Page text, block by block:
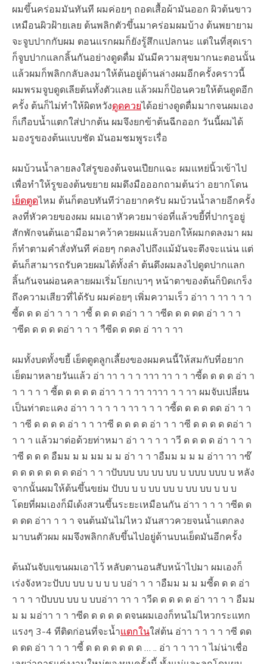
ผมขึ้นคร่อมมันทันที ผมค่อยๆ ถอดเสื้อผ้ามันออก ผิวต้นขาว
เหมือนผิวฝ้ายเลย ต้นพลิกตัวขึ้นมาคร่อมผมบ้าง ต้นพยายาม
จะจูบปากกับผม ตอนแรกผมก็ยังรู้สึกแปลกนะ แต่ในที่สุดเรา
ก็จูบปากแลกลิ้นกันอย่างดูดดื่ม มันมีความสุขมากนะตอนนั้น
แล้วผมก็พลิกกลับลงมาให้ต้นอยู่ด้านล่างผมอีกครั้งคราวนี้
ผมพรมจูบดูดเลียต้นทั้งตัวเเลย แล้วผมก็ป้อนควยให้ต้นดูดอีก
ครั้ง ต้นก็ไม่ทำให้ผิดหวังดูดควยได้อย่างดูดดื่มมากจนผมเอง
ก็เกือบน้ำแตกใส่ปากต้น ผมจึงยกข้าต้นฉีกออก วันนี้ผมได้
มองรูของต้นแบบชัด มันอมชมพูระเรื่อ
ผมบ้วนน้ำลายลงใส่รูของต้นจนเปียกแฉะ ผมแหย่นิ้วเข้าไป
เพื่อทำให้รูของต้นขยาย ผมดึงมือออกถามต้นว่า อยากโดน
เย็ดตูดไหม ต้นก็ตอบทันทีว่าอยากครับ ผมบ้วนน้ำลายอีกครั้ง
ลงที่หัวควยของผม ผมเอาหัวควยมาจ่อที่แล้วขยี้ที่ปากรูอยู่
สักพักจนต้นเอามือมาคว้าควยผมแล้วบอกให้ผมกดลงมา ผม
ก็ทำตามคำสั่งทันที ค่อยๆ กดลงไปถึงแม้มันจะตึงจะแน่น แต่
ต้นก็สามารถรับควยผมได้ทั้งลำ ต้นดึงผมลงไปดูดปากแลก
ลิ้นกันจนผ่อนคลายผมเริ่มโยกเบาๆ หน้าตาของต้นก็บิดเกร็ง
ถึงความเสียวที่ได้รับ ผมค่อยๆ เพิ่มความเร็ว อ่าา า าา า า า
ซี้ด ด ด อ่า า า า าซี้ ด ด ด ดอ่า า า าซีด ด ด ดด อ่า า า า
าซีด ด ด ด ดอ่า า า า าืซีด ด ดด อ่ าา า าา
ผมทั้งบดทั้งขยี้ เย็ดตูดลูกเลี้ยงของผมคนนี้ให้สมกับที่อยาก
เย็ดมาหลายวันแล้ว อ่า าา า า า าาา าา า า าซี้ด ด ด ด อ่า า
า า า า า ซี้ด ด ด ด ด อ่าา า า าา าาาา า า าา ผมจับเปลี่ยน
เป็นท่าตะแคง อ่าา า า า า า าา า า า าซี้ด ด ด ด ดด อ่า า า
า าซี ด ด ด ด อ่า า า าาซี ด ด ด ด อ่า า า าซี ด ด ด ด ดอ่า า
า า า แล้วมาต่อด้วยท่าหมา อ่า า า า า าวี ด ด ด ด อ่า า า า
าซี ด ด ด อืมม ม ม มม ม ม อ่า า า าอืมม ม ม ม อ่าา าา าซ๊
ด ด ด ด ด ด ด ดอ่า า า าปับบบ บบ บบ บบ บ บบบ บบบ บ หลัง
จากนั้นผมให้ต้นขึ้นขย่ม ปับบ บ บ บบ บบ บ บบ บบ บ บ บ
โดยที่ผมเองก็มีเด้งสวนขึ้นระยะเหมือนกัน อ่าา า า า าซีด ด
ด ดด อ่าา า า า จนต้นมันไม่ไหว มันสาวควยจนน้ำแตกลง
มาบนตัวผม ผมจึงพลิกกลับขึ้นไปอยู่ด้านบนเย็ดมันอีกครั้ง
ต้นมันจับแขนผมเอาไว้ หลับตานอนสับหน้าไปมา ผมเองก็
เร่งจังหวะปับบ บบ บ บ บ บ บอ่า า า าอืมม ม ม มซี้ด ด ด อ่า
า า า าปับบบ บบ บ บบอ่าา าา า าวีด ด ด ด ด อ่า าา า า อืมม
ม ม มอ่าา า า าซีด ด ด ด ด ดจนผมเองก็ทนไม่ไหวกระแทก
แรงๆ 3-4 ทีติดก่อนที่จะน้ำแตกในใส่ต้น อ่าา า า า า าซี ดด
ด ดด อ่า า า า าซี้ ด ด ด ด ด ด ด … .. อ่า า า าา า ไม่น่าเชื่อ